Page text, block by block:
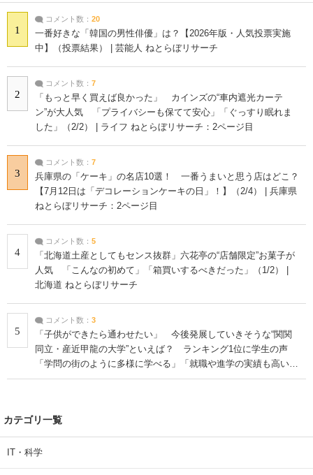
1
コメント数： 20
一番好きな「韓国の男性俳優」は？【2026年版・人気投票実施
中】（投票結果） | 芸能人 ねとらぼリサーチ
2
コメント数： 7
「もっと早く買えば良かった」 カインズの“車内遮光カーテ
ン”が大人気 「プライバシーも保てて安心」「ぐっすり眠れま
した」（2/2） | ライフ ねとらぼリサーチ：2ページ目
3
コメント数： 7
兵庫県の「ケーキ」の名店10選！ 一番うまいと思う店はどこ？
【7月12日は「デコレーションケーキの日」！】（2/4） | 兵庫県
ねとらぼリサーチ：2ページ目
4
コメント数： 5
「北海道土産としてもセンス抜群」六花亭の“店舗限定”お菓子が
人気 「こんなの初めて」「箱買いするべきだった」（1/2） |
北海道 ねとらぼリサーチ
5
コメント数： 3
「子供ができたら通わせたい」 今後発展していきそうな“関関
同立・産近甲龍の大学”といえば？ ランキング1位に学生の声
「学問の街のように多様に学べる」「就職や進学の実績も高い」
| 大学 ねとらぼリサーチ
カテゴリ一覧
IT・科学